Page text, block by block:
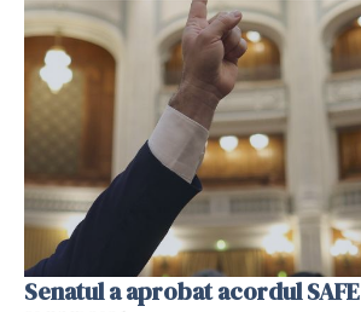
Senatul a aprobat acordul SAFE